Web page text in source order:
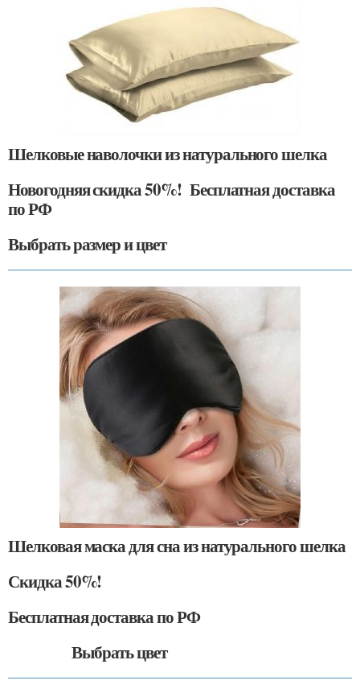
Шелковые наволочки из натурального шелка
Новогодняя скидка 50%! Бесплатная доставка
по РФ
Выбрать размер и цвет
Шелковая маска для сна из натурального шелка
Скидка 50%!
Бесплатная доставка по РФ
Выбрать цвет